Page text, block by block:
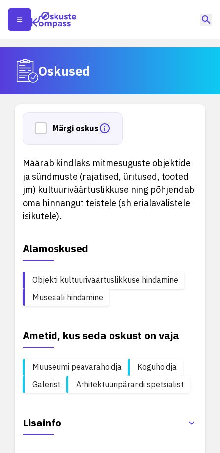
Oskused
Märgi oskus
Määrab kindlaks mitmesuguste objektide
ja sündmuste (rajatised, üritused, tooted
jm) kultuuriväärtuslikkuse ning põhjendab
oma hinnangut teistele (sh erialavälistele
isikutele).
Alamoskused
Objekti kultuuriväärtuslikkuse hindamine
Museaali hindamine
Ametid, kus seda oskust on vaja
Muuseumi peavarahoidja
Koguhoidja
Galerist
Arhitektuuripärandi spetsialist
Lisainfo